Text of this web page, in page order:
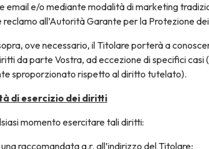
email e/o mediante modalità di marketing
all’Autorità Garante per la Protezione
ove necessario, il Titolare porterà a
da parte Vostra, ad eccezione di specifici
sproporzionato rispetto al diritto tutelato).
di esercizio dei diritti
momento esercitare tali diritti:
raccomandata a.r. all’indirizzo del Titolare;